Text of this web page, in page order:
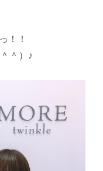
！！
＾）♪